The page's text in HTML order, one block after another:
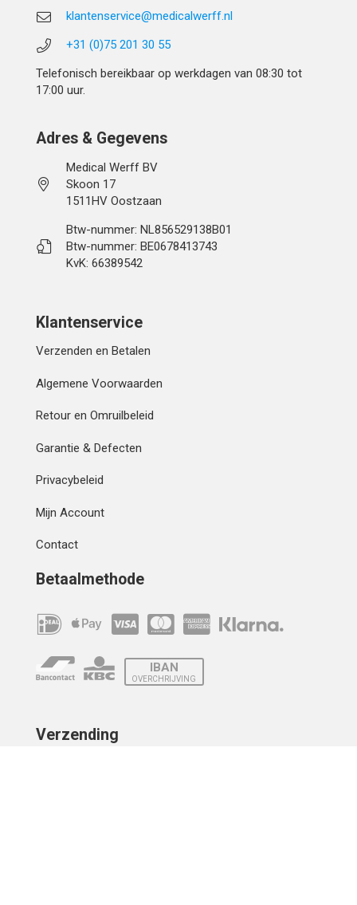
klantenservice@medicalwerff.nl
+31 (0)75 201 30 55
Telefonisch bereikbaar op werkdagen van 08:30 tot
17:00 uur.
Adres & Gegevens
Medical Werff BV
Skoon 17
1511HV Oostzaan
Btw-nummer: NL856529138B01
Btw-nummer: BE0678413743
KvK: 66389542
Klantenservice
Verzenden en Betalen
Algemene Voorwaarden
Retour en Omruilbeleid
Garantie & Defecten
Privacybeleid
Mijn Account
Contact
Betaalmethode
IBAN
OVERCHRIJVING
Verzending